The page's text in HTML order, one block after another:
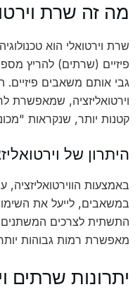
מה זה שרת
שרת וירטואלי הוא
פיזיים (שרתים) להריץ
גבי אותם משאבים פיזיים.
וירטואליזציה, שמאפשרת
קטנות יותר, שנקראות
היתרון של
באמצעות הווירטואליזציה,
במשאבים, לייעל את
התשתית לצרכים המשתנים
מאפשרת רמות גבוהות
יתרונות שרתים